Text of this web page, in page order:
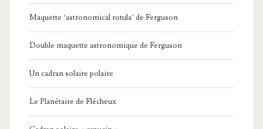
Maquette ‘astronomical rotula’ de Ferguson
Double maquette astronomique de Ferguson
Un cadran solaire polaire
Le Planétaire de Flécheux